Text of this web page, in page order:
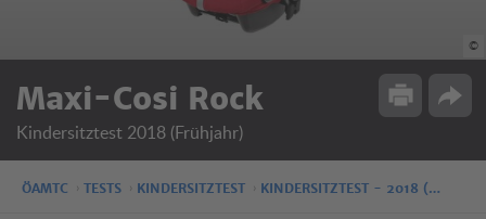
©
Maxi-Cosi Rock
Kindersitztest 2018 (Frühjahr)
Drucken
ÖAMTC TESTS KINDERSITZTEST KINDERSITZTEST - 2018 (…